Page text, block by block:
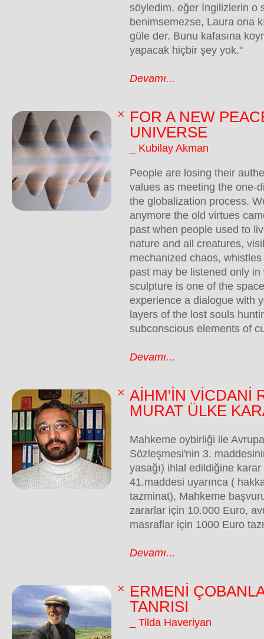
söyledim, eğer İngilizlerin o
benimsemezse, Laura ona
güle der. Bunu kafasına
yapacak hiçbir şey yok."
Devamı...
FOR A NEW
UNIVERSE
_ Kubilay Akman
People are losing their
values as meeting the one-
the globalization process.
anymore the old virtues
past when people used to
nature and all creatures,
mechanized chaos,
past may be listened only
sculpture is one of the
experience a dialogue with
layers of the lost souls
subconscious elements of
Devamı...
AİHM'İN VİCDANİ
MURAT ÜLKE
Mahkeme oybirliği ile
Sözleşmesi'nin 3.
yasağı) ihlal edildiğine
41.maddesi uyarınca (
tazminat), Mahkeme
zararlar için 10.000 Euro,
masraflar için 1000 Euro
Devamı...
ERMENİ
TANRISI
_ Tilda Haveriyan